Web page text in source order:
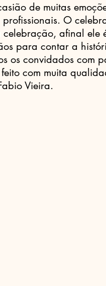
de muitas
O
afinal ele
para contar a
os convidados com
com muita
Vieira.